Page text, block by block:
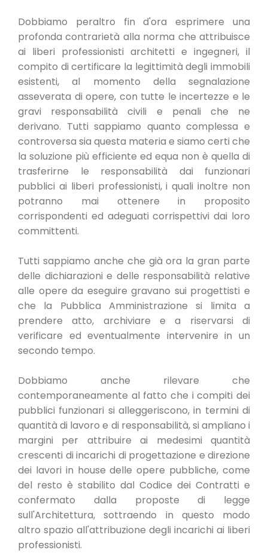
Dobbiamo peraltro fin d'ora esprimere una
profonda contrarietà alla norma che attribuisce
ai liberi professionisti architetti e ingegneri, il
compito di certificare la legittimità degli immobili
esistenti, al momento della segnalazione
asseverata di opere, con tutte le incertezze e le
gravi responsabilità civili e penali che ne
derivano. Tutti sappiamo quanto complessa e
controversa sia questa materia e siamo certi che
la soluzione più efficiente ed equa non è quella di
trasferirne le responsabilità dai funzionari
pubblici ai liberi professionisti, i quali inoltre non
potranno mai ottenere in proposito
corrispondenti ed adeguati corrispettivi dai loro
committenti.
Tutti sappiamo anche che già ora la gran parte
delle dichiarazioni e delle responsabilità relative
alle opere da eseguire gravano sui progettisti e
che la Pubblica Amministrazione si limita a
prendere atto, archiviare e a riservarsi di
verificare ed eventualmente intervenire in un
secondo tempo.
Dobbiamo anche rilevare che
contemporaneamente al fatto che i compiti dei
pubblici funzionari si alleggeriscono, in termini di
quantità di lavoro e di responsabilità, si ampliano i
margini per attribuire ai medesimi quantità
crescenti di incarichi di progettazione e direzione
dei lavori in house delle opere pubbliche, come
del resto è stabilito dal Codice dei Contratti e
confermato dalla proposte di legge
sull'Architettura, sottraendo in questo modo
altro spazio all'attribuzione degli incarichi ai liberi
professionisti.